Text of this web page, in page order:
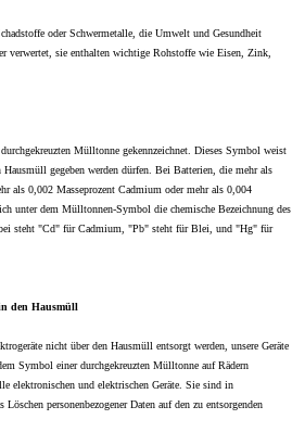
oder Schwermetalle, die Umwelt und Gesundheit
verwertet, sie enthalten wichtige Rohstoffe wie Eisen, Zink,
Mülltonne gekennzeichnet. Dieses Symbol weist
gegeben werden dürfen. Bei Batterien, die mehr als
als 0,002 Masseprozent Cadmium oder mehr als 0,004
unter dem Mülltonnen-Symbol die chemische Bezeichnung des
steht "Cd" für Cadmium, "Pb" steht für Blei, und "Hg" für
den Hausmüll
nicht über den Hausmüll entsorgt werden, unsere Geräte
Symbol einer durchgekreuzten Mülltonne auf Rädern
elektronischen und elektrischen Geräte. Sie sind in
personenbezogener Daten auf den zu entsorgenden